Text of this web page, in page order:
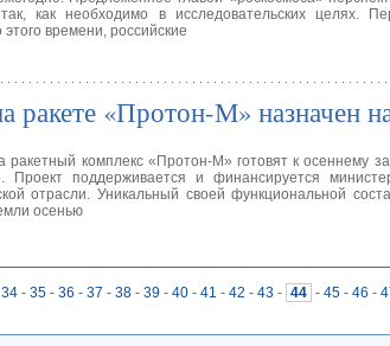
как необходимо в исследовательских целях.
времени, российские
ракете «Протон-М» назначен
ракетный комплекс «Протон-М» готовят к осеннему
Проект поддерживается и финансируется
отрасли. Уникальный своей функциональной
осенью
34 - 35 - 36 - 37 - 38 - 39 - 40 - 41 - 42 - 43 - 44 - 45 - 46 -